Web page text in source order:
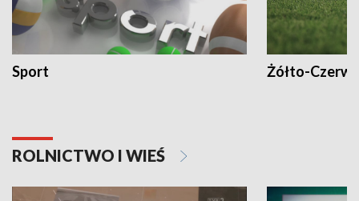
Sport Żółto-
ROLNICTWO I WIEŚ